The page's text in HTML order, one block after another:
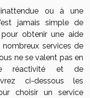
ou à une
jamais simple de
obtenir une aide
services de
ne se valent pas en
réactivité et de
ci-dessous les
choisir un service